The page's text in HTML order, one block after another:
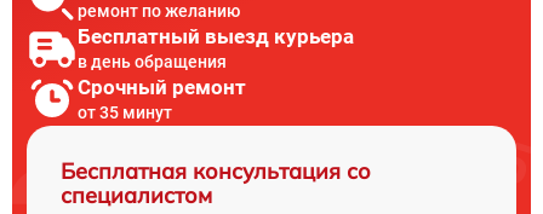
ремонт по желанию
Бесплатный выезд курьера
в день обращения
Срочный ремонт
от 35 минут
Бесплатная консультация со
специалистом